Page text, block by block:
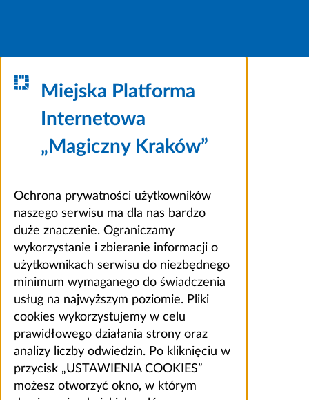
Miejska Platforma
Internetowa
„Magiczny Kraków”
Ochrona prywatności użytkowników
naszego serwisu ma dla nas bardzo
duże znaczenie. Ograniczamy
wykorzystanie i zbieranie informacji o
użytkownikach serwisu do niezbędnego
minimum wymaganego do świadczenia
usług na najwyższym poziomie. Pliki
cookies wykorzystujemy w celu
prawidłowego działania strony oraz
analizy liczby odwiedzin. Po kliknięciu w
przycisk „USTAWIENIA COOKIES”
możesz otworzyć okno, w którym